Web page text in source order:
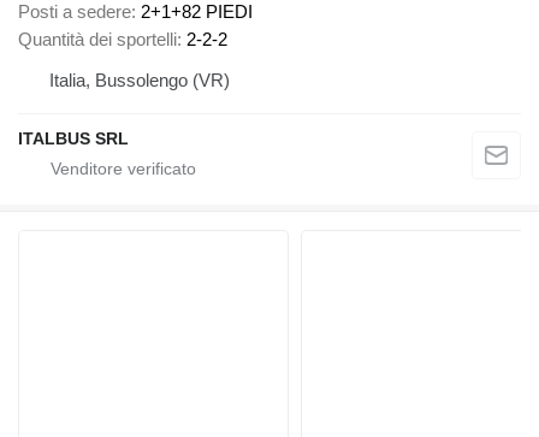
Posti a sedere 2+1+82 PIEDI
Quantità dei sportelli 2-2-2
Italia, Bussolengo (VR)
ITALBUS SRL